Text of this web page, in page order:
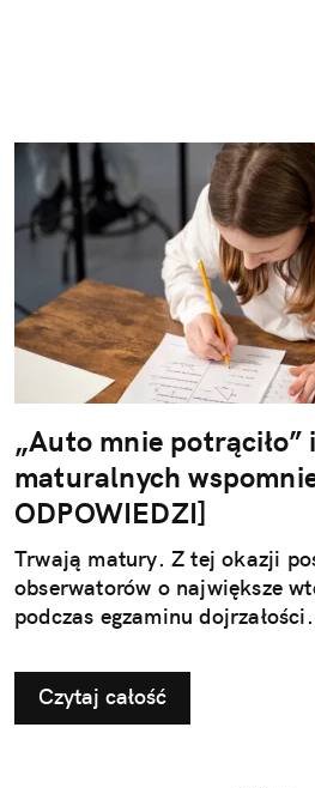
„Auto mnie potrąciło”
maturalnych
ODPOWIEDZI]
Trwają matury. Z tej okazji
obserwatorów o największe
podczas egzaminu dojrzałości.
Czytaj całość